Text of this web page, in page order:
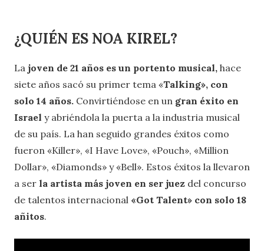
¿QUIÉN ES NOA KIREL?
La joven de 21 años es un portento musical, hace
siete años sacó su primer tema «Talking», con
solo 14 años. Convirtiéndose en un gran éxito en
Israel y abriéndola la puerta a la industria musical
de su país. La han seguido grandes éxitos como
fueron «Killer», «I Have Love», «Pouch», «Million
Dollar», «Diamonds» y «Bell». Estos éxitos la llevaron
a ser la artista más joven en ser juez del concurso
de talentos internacional «Got Talent» con solo 18
añitos.